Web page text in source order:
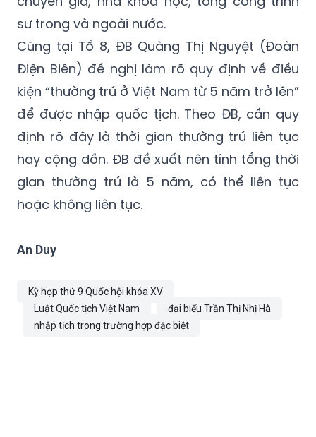
Cũng tại Tổ 8, ĐB Quàng Thị Nguyệt (Đoàn
Điện Biên) đề nghị làm rõ quy định về điều
kiện “thường trú ở Việt Nam từ 5 năm trở lên”
để được nhập quốc tịch. Theo ĐB, cần quy
định rõ đây là thời gian thường trú liên tục
hay cộng dồn. ĐB đề xuất nên tính tổng thời
gian thường trú là 5 năm, có thể liên tục
hoặc không liên tục.
An Duy
Kỳ họp thứ 9 Quốc hội khóa XV
nhập tịch trong trường hợp đặc biệt